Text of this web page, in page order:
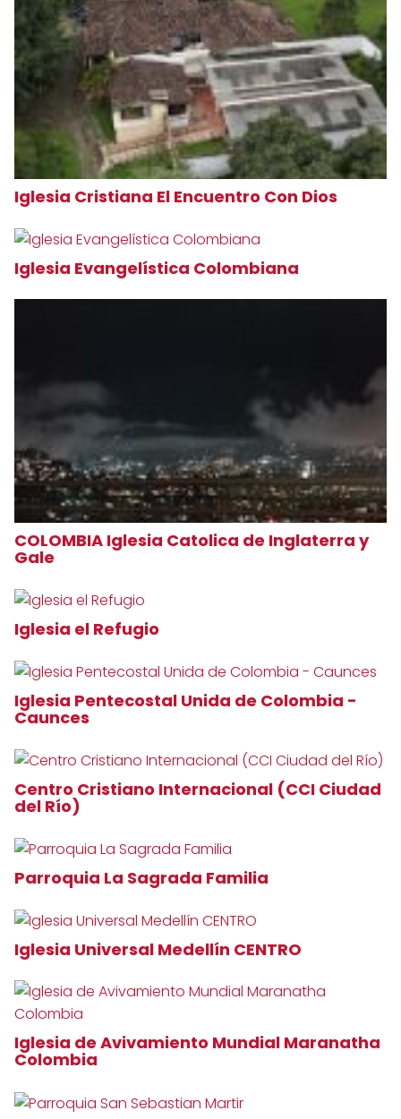
Iglesia Cristiana El Encuentro Con Dios
Iglesia Evangelística Colombiana
COLOMBIA Iglesia Catolica de Inglaterra y
Gale
Iglesia el Refugio
Iglesia Pentecostal Unida de Colombia -
Caunces
Centro Cristiano Internacional (CCI Ciudad
del Río)
Parroquia La Sagrada Familia
Iglesia Universal Medellín CENTRO
Iglesia de Avivamiento Mundial Maranatha
Colombia